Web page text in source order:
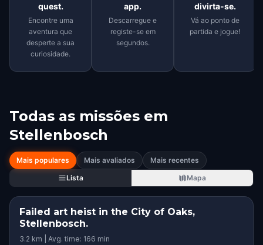
quest.
Encontre uma
aventura que
desperte a sua
curiosidade.
app.
Descarregue e
registe-se em
segundos.
divirta-se.
Vá ao ponto de
partida e jogue!
Todas as missões em
Stellenbosch
Mais populares Mais avaliados
Mais recentes
Lista
Mapa
Failed art heist in the City of Oaks,
Stellenbosch.
3.2 km | Avg. time: 166 min